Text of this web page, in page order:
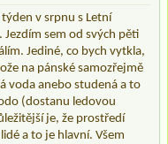
v srpnu s Letní
sem od svých pěti
Jediné, co bych vytkla,
na pánské samozřejmě
voda anebo studená a to
(dostanu ledovou
je, že prostředí
a to je hlavní. Všem